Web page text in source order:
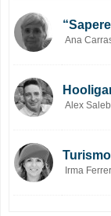
Ana
Alex
Irma Ferrer